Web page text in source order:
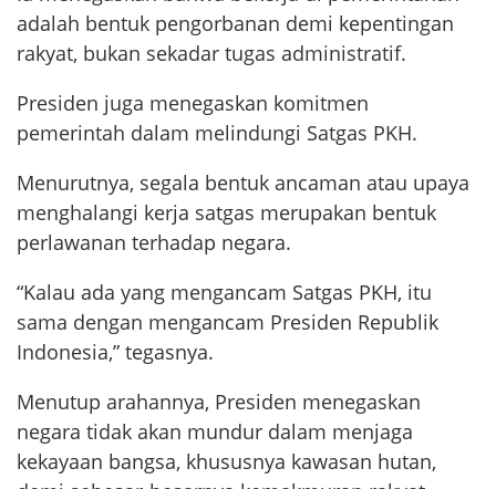
adalah bentuk pengorbanan demi kepentingan
rakyat, bukan sekadar tugas administratif.
Presiden juga menegaskan komitmen
pemerintah dalam melindungi Satgas PKH.
Menurutnya, segala bentuk ancaman atau upaya
menghalangi kerja satgas merupakan bentuk
perlawanan terhadap negara.
“Kalau ada yang mengancam Satgas PKH, itu
sama dengan mengancam Presiden Republik
Indonesia,” tegasnya.
Menutup arahannya, Presiden menegaskan
negara tidak akan mundur dalam menjaga
kekayaan bangsa, khususnya kawasan hutan,